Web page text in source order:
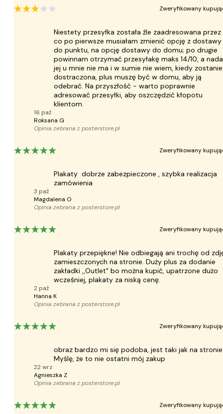
Zweryfikowany
Niestety przesyłka została źle zaadresowana przez
co po pierwsze musiałam zmienić opcję z dostawy
do punktu, na opcję dostawy do domu; po drugie
powinnam otrzymać przesyłakę maks 14/10, a
jej u mnie nie ma i w sumie nie wiem, kiedy zostanie
dostraczona, plus muszę być w domu, aby ją
odebrać. Na przyszłość - warto poprawnie
adresować przesyłki, aby oszczędzić kłopotu
klientom.
16 paź
Roksana G
Opinia zebrana zposterstore.pl
Zweryfikowany
Plakaty dobrze zabezpieczone , szybka realizacja
zamówienia
3 paź
Magdalena O
Opinia zebrana zposterstore.pl
Zweryfikowany
Plakaty przepiękne! Nie odbiegają ani trochę od
zamieszczonych na stronie. Duży plus za dodanie
zakładki ,,Outlet" bo można kupić, upatrzone dużo
wcześniej, plakaty za niską cenę.
2 paź
Hanna K
Opinia zebrana zposterstore.pl
Zweryfikowany
obraz bardzo mi się podoba, jest taki jak na
Myślę, że to nie ostatni mój zakup
22 wrz
Agnieszka Z
Opinia zebrana zposterstore.pl
Zweryfikowany